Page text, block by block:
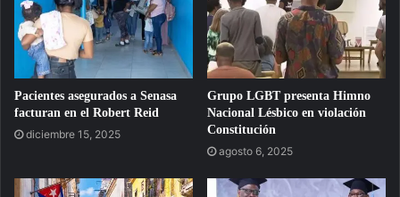
Pacientes asegurados a Senasa
facturan en el Robert Reid
diciembre 15, 2025
Grupo LGBT presenta Himno
Nacional Lésbico en violación
Constitución
agosto 6, 2025